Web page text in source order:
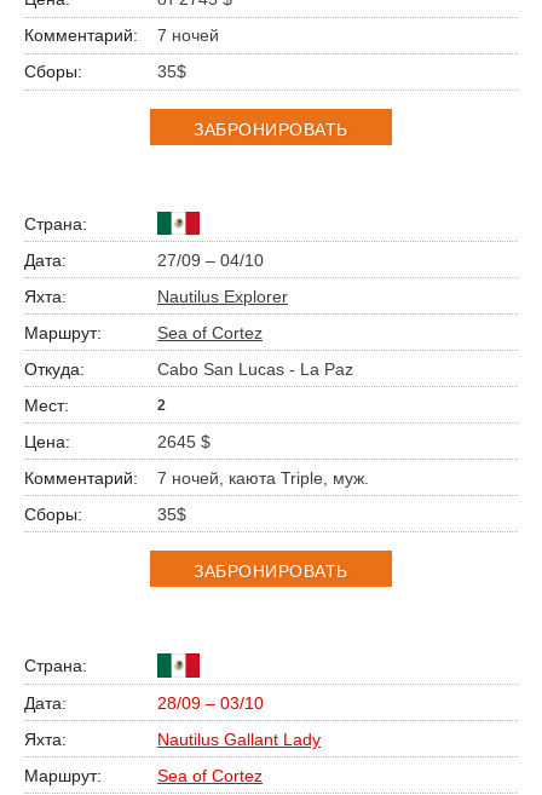
7 ночей
35$
ЗАБРОНИРОВАТЬ
27/09 – 04/10
Nautilus Explorer
Sea of Cortez
Cabo San Lucas - La Paz
2
2645 $
7 ночей, каюта Triple, муж.
35$
ЗАБРОНИРОВАТЬ
28/09 – 03/10
Nautilus Gallant Lady
Sea of Cortez